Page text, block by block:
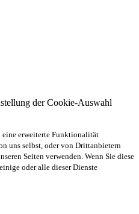
der Cookie-Auswahl
eine erweiterte Funktionalität
uns selbst, oder von Drittanbietern
Seiten verwenden. Wenn Sie diese
oder alle dieser Dienste